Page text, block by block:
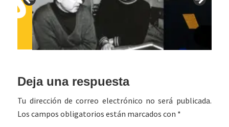
Interacciones
con
los
Deja una respuesta
Tu dirección de correo electrónico no será publicada.
Los campos obligatorios están marcados con *